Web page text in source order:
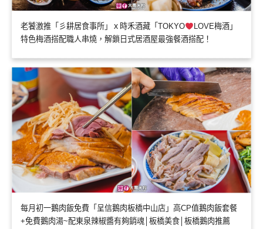
老饕激推「彡耕居食事所」ｘ時禾酒藏「TOKYO
LOVE梅酒」
特色梅酒搭配職人串燒，解鎖日式居酒屋最強餐酒搭配！
每月初一鵝肉飯免費「呈信鵝肉板橋中山店」高CP值鵝肉飯套餐
+免費鵝肉湯~配東泉辣椒醬有夠銷魂│板橋美食│板橋鵝肉推薦